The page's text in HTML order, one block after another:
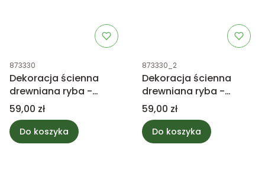
Kod produktu
873330
Dekoracja ścienna
drewniana ryba -
pomarańczowy 25,5cm
Cena
59,00 zł
Do koszyka
Kod produktu
873330_2
Dekoracja ścienna
drewniana ryba -
czerwony 25,5cm
Cena
59,00 zł
Do koszyka